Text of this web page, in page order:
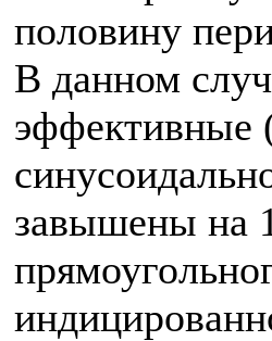
половину
В данном
эффективные
завышены на